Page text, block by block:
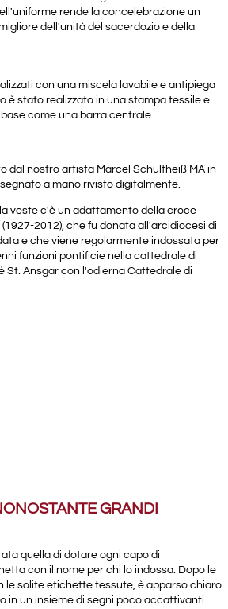
rende la concelebrazione un
dell'unità del sacerdozio e della
con una miscela lavabile e antipiega
è stato realizzato in una stampa tessile e
come una barra centrale.
dal nostro artista Marcel Schultheiß MA in
a mano rivisto digitalmente.
veste c'è un adattamento della croce
2012), che fu donata all'arcidiocesi di
e che viene regolarmente indossata per
funzioni pontificie nella cattedrale di
St. Ansgar con l'odierna Cattedrale di
GRANDI
quella di dotare ogni capo di
con il nome per chi lo indossa. Dopo le
le solite etichette tessute, è apparso chiaro
in un insieme di segni poco accattivanti.